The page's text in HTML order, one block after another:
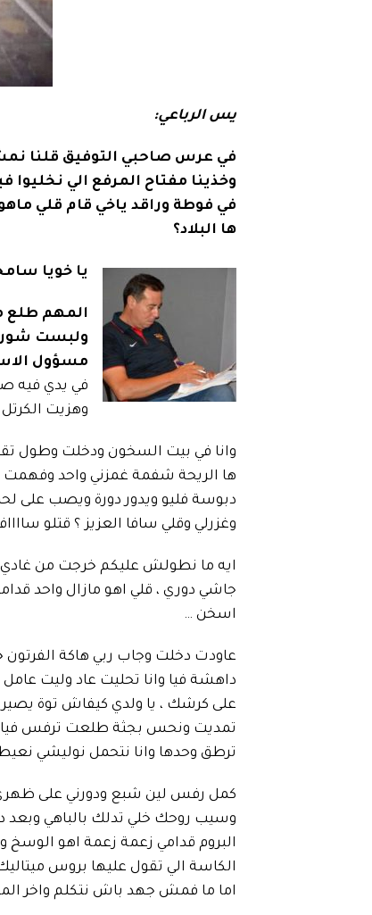
يس الرباعي:
في عرس صاحبي التوفيق قلنا
وخذينا مفتاح المرفع الي
في فوطة وراقد ياخي قام قلي
ها البلاد؟
يا خويا
المهم طلع
ولبست
مسؤول
وهزيت
وانا في بيت السخون ودخلت وطول
ها الريحة شفمة غمزني واحد وفهمت
دبوسة فليو ويدور دورة ويصب على
وغزرلي وقلي سافا العزيز ؟ قتلو
ايه ما نطولش عليكم خرجت من غادي
جاشي دوري ، قلي اهو مازال واحد
اسخن …
عاودت دخلت وجاب ربي هاكة
داهشة فيا وانا تحليت عاد وليت
على كرشك ، يا ولدي كيفاش توة
تمديت ونحس بجثة طلعت ترفس
ترطق وحدها وانا نتحمل نوليشي نعيط
كمل رفس لين شبع ودورني على ظهري
وسيب روحك خلي تدلك بالباهي وبعد
البروم قدامي زعمة زعمة اهو
الكاسة الي تقول عليها بروس
اما ما فمش جهد باش نتكلم واخر